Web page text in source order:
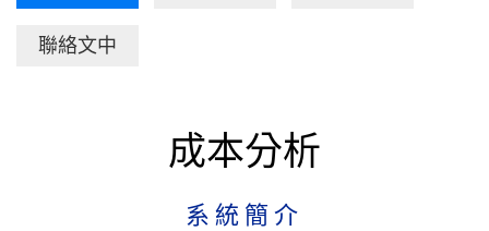
聯絡文中
成本分析
系統簡介